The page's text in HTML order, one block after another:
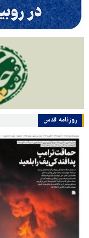
روزنامه قدس